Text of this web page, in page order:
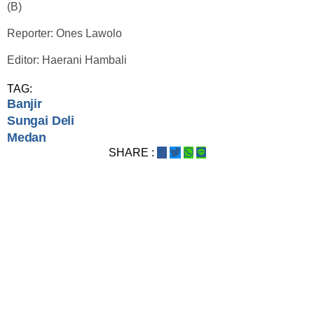
(B)
Reporter: Ones Lawolo
Editor: Haerani Hambali
TAG:
Banjir
Sungai Deli
Medan
SHARE :